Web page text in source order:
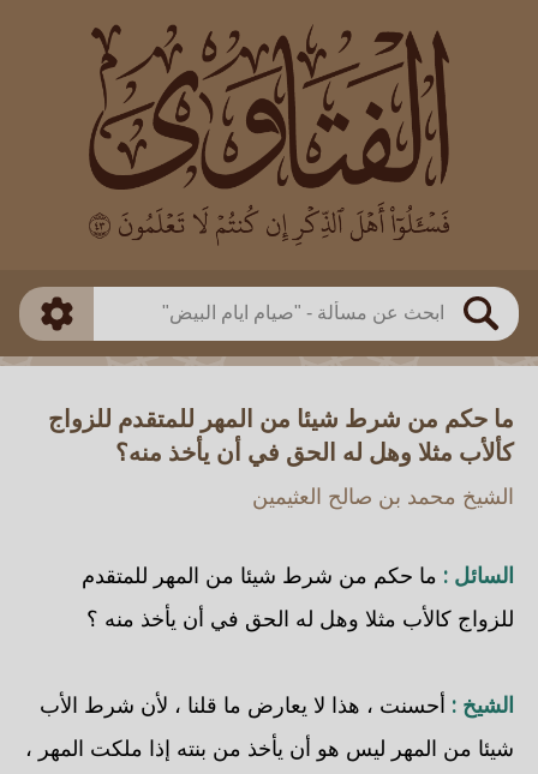
بحث
العالم
بن باز
بن العثيمين
اللجنة الدائمة
طريقة البحث
ذكي
ما حكم من شرط شيئا من المهر للمتقدم للزواج
كألأب مثلا وهل له الحق في أن يأخذ منه؟
الشيخ محمد بن صالح العثيمين
السائل : ما حكم من شرط شيئا من المهر للمتقدم
للزواج كالأب مثلا وهل له الحق في أن يأخذ منه ؟
الشيخ : أحسنت ، هذا لا يعارض ما قلنا ، لأن شرط الأب
شيئا من المهر ليس هو أن يأخذ من بنته إذا ملكت المهر ،